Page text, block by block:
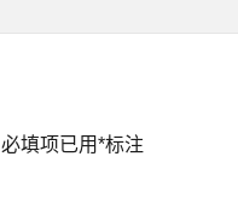
必填项已用*标注